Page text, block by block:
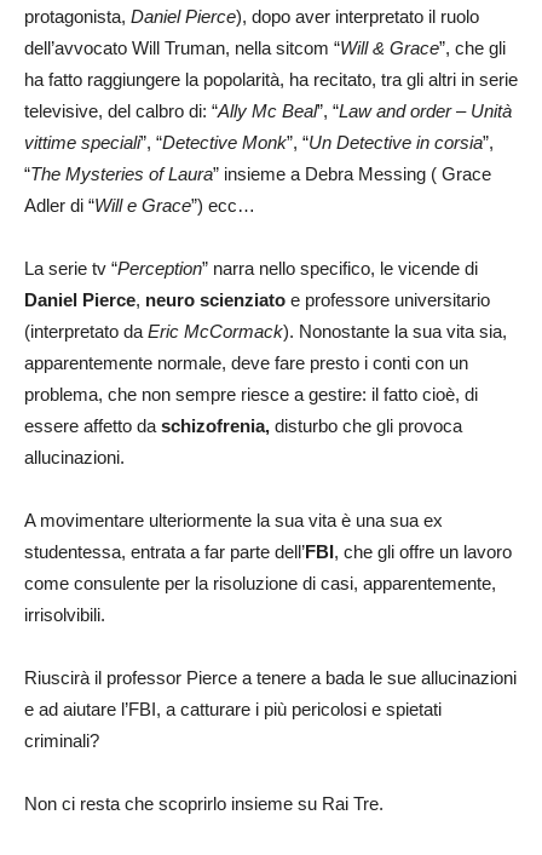
protagonista, Daniel Pierce), dopo aver interpretato il ruolo
dell’avvocato Will Truman, nella sitcom “Will & Grace”, che gli
ha fatto raggiungere la popolarità, ha recitato, tra gli altri in serie
televisive, del calbro di: “Ally Mc Beal”, “Law and order – Unità
vittime speciali”, “Detective Monk”, “Un Detective in corsia”,
“The Mysteries of Laura” insieme a Debra Messing ( Grace
Adler di “Will e Grace”) ecc…
La serie tv “Perception” narra nello specifico, le vicende di
Daniel Pierce, neuro scienziato e professore universitario
(interpretato da Eric McCormack). Nonostante la sua vita sia,
apparentemente normale, deve fare presto i conti con un
problema, che non sempre riesce a gestire: il fatto cioè, di
essere affetto da schizofrenia, disturbo che gli provoca
allucinazioni.
A movimentare ulteriormente la sua vita è una sua ex
studentessa, entrata a far parte dell’FBI, che gli offre un lavoro
come consulente per la risoluzione di casi, apparentemente,
irrisolvibili.
Riuscirà il professor Pierce a tenere a bada le sue allucinazioni
e ad aiutare l’FBI, a catturare i più pericolosi e spietati
criminali?
Non ci resta che scoprirlo insieme su Rai Tre.